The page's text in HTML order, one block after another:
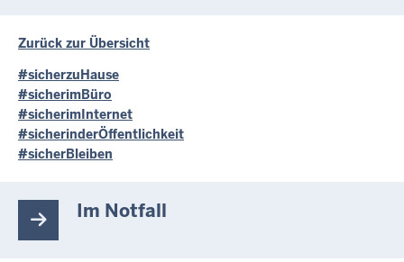
Zurück zur Übersicht
#sicherzuHause
#sicherimBüro
#sicherimInternet
#sicherinderÖffentlichkeit
#sicherBleiben
Im Notfall